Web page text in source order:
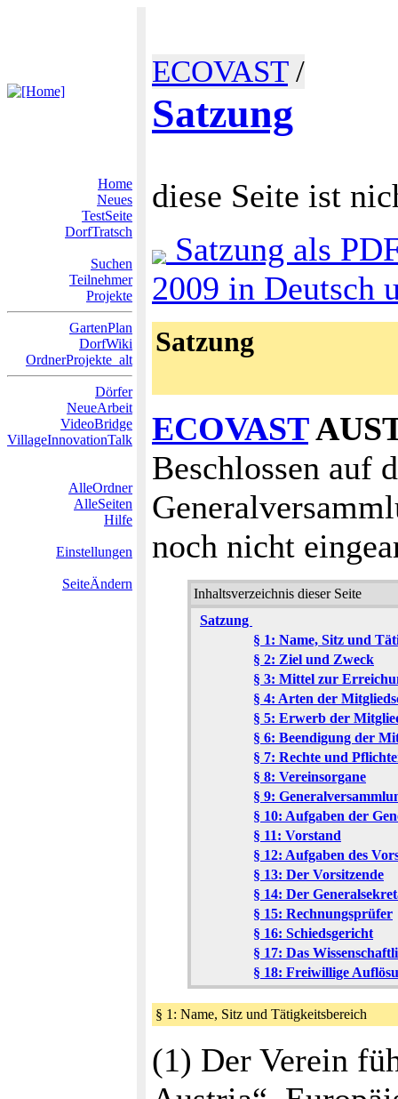
ECOVAST/
Satzung
Home
Neues
TestSeite
DorfTratsch
Suchen
Teilnehmer
Projekte
GartenPlan
DorfWiki
OrdnerProjekte_alt
Dörfer
NeueArbeit
VideoBridge
VillageInnovationTalk
AlleOrdner
AlleSeiten
Hilfe
Einstellungen
SeiteÄndern
diese Seite ist
Satzung als
2009 in Deutsch
Satzung
ECOVAST
Beschlossen auf
noch nicht
Inhaltsverzeichnis dieser Seite
Satzung
§ 1: Name, Sitz und
§ 2: Ziel und Zweck
§ 3: Mittel zur
§ 4: Arten der
§ 5: Erwerb der
§ 6: Beendigung der
§ 7: Rechte und
§ 8: Vereinsorgane
§ 9:
§ 10: Aufgaben der
§ 11: Vorstand
§ 12: Aufgaben des
§ 13: Der Vorsitzende
§ 14: Der
§ 15: Rechnungsprüfer
§ 16: Schiedsgericht
§ 17: Das
§ 18: Freiwillige
§ 1: Name, Sitz und Tätigkeitsbereich
(1) Der Verein